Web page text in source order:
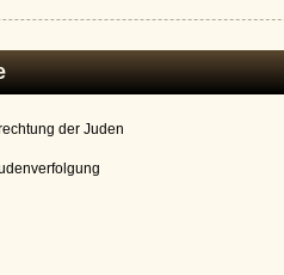
der Juden